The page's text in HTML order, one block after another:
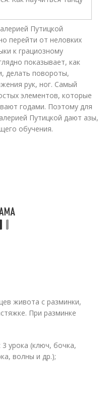
Путицкой
перейти от неловких
к грациозному
показывает, как
делать повороты,
рук, ног. Самый
элементов, которые
годами. Поэтому для
Путицкой дают азы,
обучения.
живота с разминки,
При разминке
урока (ключ, бочка,
волны и др.);